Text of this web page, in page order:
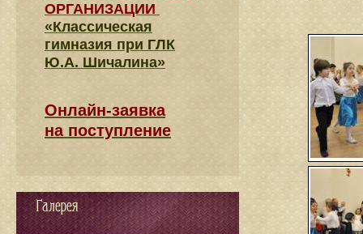
ОРГАНИЗАЦИИ
«Классическая
гимназия при ГЛК
Ю.А. Шичалина»
Онлайн-заявка
на поступление
Галерея